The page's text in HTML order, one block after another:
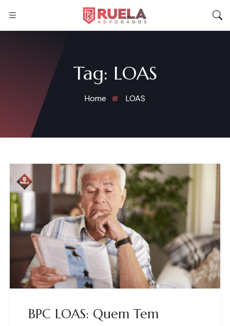
Tag: LOAS
Home LOAS
BPC LOAS: Quem Tem